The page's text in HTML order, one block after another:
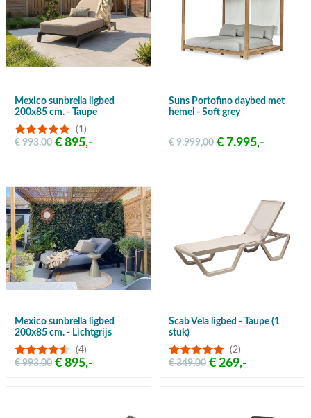
Mexico sunbrella ligbed
200x85 cm. - Taupe
(1)
€ 895,-
€ 993,00
Suns Portofino daybed met
hemel - Soft grey
€ 7.995,-
€ 9.999,00
Mexico sunbrella ligbed
200x85 cm. - Lichtgrijs
(4)
€ 895,-
€ 993,00
Scab Vela ligbed - Taupe (1
stuk)
(2)
€ 269,-
€ 349,00